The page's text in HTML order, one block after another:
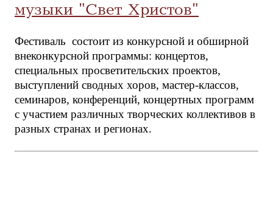
музыки "Свет Христов"
Фестиваль состоит из конкурсной и обширной
внеконкурсной программы: концертов,
специальных просветительских проектов,
выступлений сводных хоров, мастер-классов,
семинаров, конференций, концертных программ
с участием различных творческих коллективов в
разных странах и регионах.